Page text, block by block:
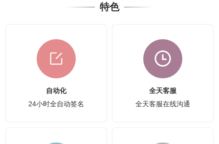
特色
自动化
24小时全自动签名
全天客服
全天客服在线沟通